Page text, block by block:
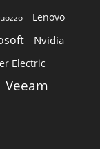
Lenovo
Nvidia
Electric
Veeam